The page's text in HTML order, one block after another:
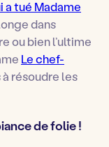
a tué Madame
dans
ou bien l’ultime
Le chef-
résoudre les
de folie !